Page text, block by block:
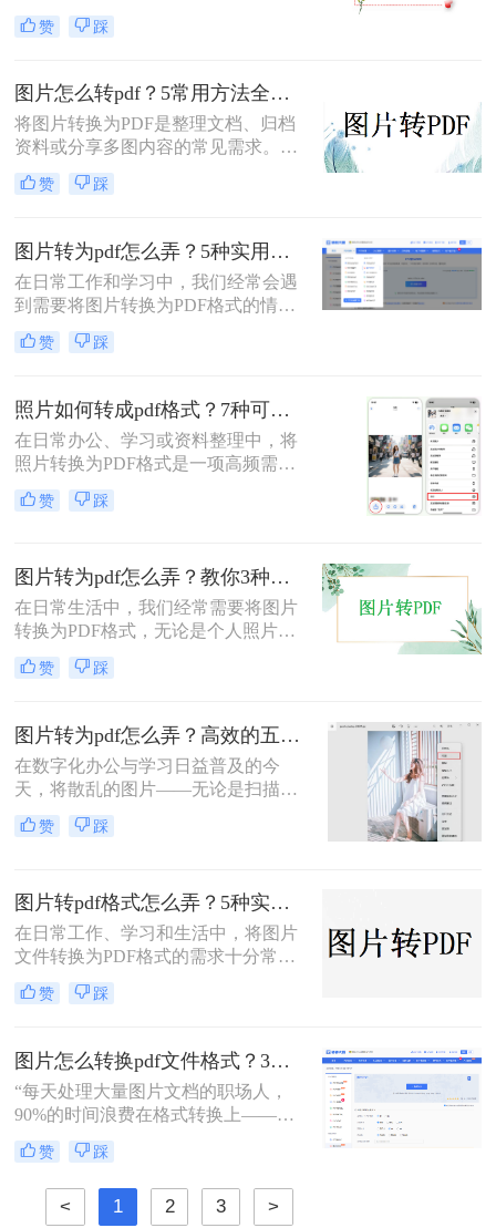
片如何转pdf呢？本文将介绍三种简单
有效的方法，助您快速完成转换。
赞 踩
图片怎么转pdf？5常用方法全攻略！
将图片转换为PDF是整理文档、归档
资料或分享多图内容的常见需求。那
么图片怎么转pdf呢？本文系统梳理5
类主流方法，助你快速实现图片转
赞 踩
图片转为pdf怎么弄？5种实用转换方法详解！
在日常工作和学习中，我们经常会遇
到需要将图片转换为PDF格式的情
况。无论是整理证件照片、制作电子
相册，还是将扫描的文档统一格式，
掌握的基本技能。PDF格式具有跨平
台兼容性好、文件体积相对较小、易
于分享等优点，因此成为文档处理的
首选格式。本文将详细介绍5种实用
的图片转PDF方法，帮助您快速解决
转换需求。
赞 踩
照片如何转成pdf格式？7种可靠方法详解！
在日常办公、学习或资料整理中，将
照片转换为PDF格式是一项高频需
求。无论是扫描的合同、手写笔记，
还是拍摄的证件、课件，统一的PDF
择高效、安全且无需付费的方法？本
文将基于实际使用经验，为您梳理7
种照片如何转成PDF格式的实用方
方式，帮助您根据场景灵活选用。
赞 踩
图片转为pdf怎么弄？教你3种常用转换方法！
在日常生活中，我们经常需要将图片
转换为PDF格式，无论是个人照片管
理、证件扫描，还是商业和行政领域
的文档整理、合同协议，这种转换都
全性。那么图片转为pdf怎么弄呢？本
文将介绍三种将图片转换为PDF的方
法。
赞 踩
图片转为pdf怎么弄？高效的五大方法详解！
在数字化办公与学习日益普及的今
天，将散乱的图片——无论是扫描的
文档、手机拍摄的笔记，还是珍贵的
照片——整合成一个统一的PDF文
定、易于传输和打印的优点，成为了
文档分发的标准格式。然而，面对网
络上琳琅满目的工具和方法，许多人
弄呢？
赞 踩
图片转pdf格式怎么弄？5种实用的转换方法！
在日常工作、学习和生活中，将图片
文件转换为PDF格式的需求十分常
见。PDF格式因其跨平台兼容性强、
内容不易篡改、排版稳定等优势，成
转pdf格式怎么弄呢？本文将介绍几种
常见的图片转PDF方法，帮助用户高
效完成转换。
赞 踩
图片怎么转换pdf文件格式？3种高效方法全解析，职场人必备技能！
“每天处理大量图片文档的职场人，
90%的时间浪费在格式转换上——这
不是技术问题，而是方法误区。” 作
为深耕办公软件测评多年的博主，小
编发现许多用户仍在用截图拼接的原
始方式处理图片转PDF需求。那么图
赞 踩
< 1 2 3 >